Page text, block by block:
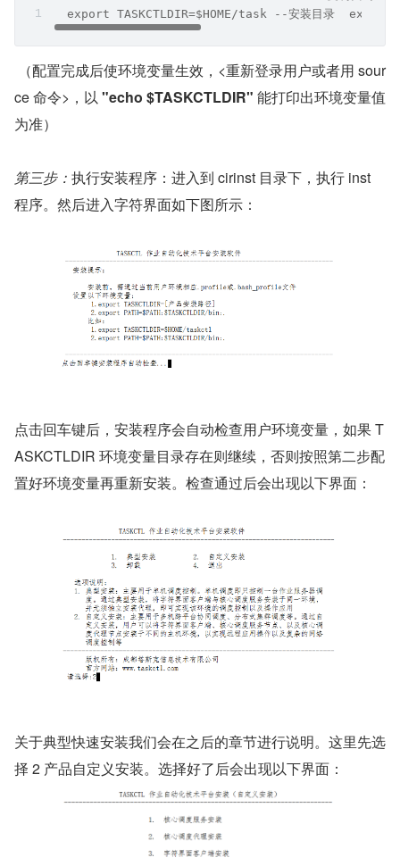
export TASKCTLDIR=$HOME/task --安装目录
ce 命令>，以 "echo $TASKCTLDIR" 能打印出环境变量值
为准）
第三步： 执行安装程序：进入到 cirinst 目录下，执行 inst
程序。然后进入字符界面如下图所示：
点击回车键后，安装程序会自动检查用户环境变量，如果 T
ASKCTLDIR 环境变量目录存在则继续，否则按照第二步配
置好环境变量再重新安装。检查通过后会出现以下界面：
关于典型快速安装我们会在之后的章节进行说明。这里先选
择 2 产品自定义安装。选择好了后会出现以下界面：